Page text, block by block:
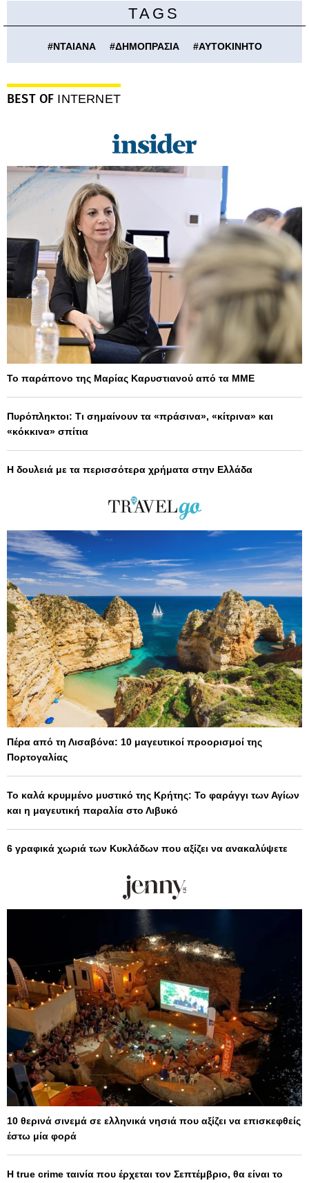
TAGS
#ΝΤΑΙΑΝΑ #ΔΗΜΟΠΡΑΣΙΑ #ΑΥΤΟΚΙΝΗΤΟ
BEST OF INTERNET
Το παράπονο της Μαρίας Καρυστιανού από τα ΜΜΕ
Πυρόπληκτοι: Τι σημαίνουν τα «πράσινα», «κίτρινα» και
«κόκκινα» σπίτια
Η δουλειά με τα περισσότερα χρήματα στην Ελλάδα
Πέρα από τη Λισαβόνα: 10 μαγευτικοί προορισμοί της
Πορτογαλίας
Το καλά κρυμμένο μυστικό της Κρήτης: Το φαράγγι των Αγίων
και η μαγευτική παραλία στο Λιβυκό
6 γραφικά χωριά των Κυκλάδων που αξίζει να ανακαλύψετε
10 θερινά σινεμά σε ελληνικά νησιά που αξίζει να επισκεφθείς
έστω μία φορά
Η true crime ταινία που έρχεται τον Σεπτέμβριο, θα είναι το